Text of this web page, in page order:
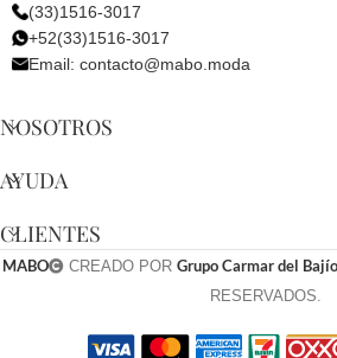
(33)1516-3017
+52(33)1516-3017
Email: contacto@mabo.moda
NOSOTROS
AYUDA
CLIENTES
MABO CREADO POR Grupo Carmar del Bajío
RESERVADOS.